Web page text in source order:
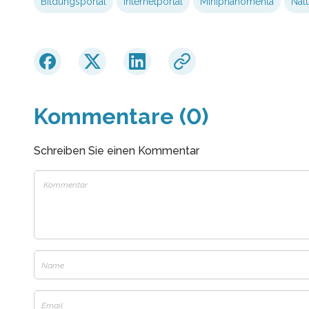
Kommentare (0)
Schreiben Sie einen Kommentar